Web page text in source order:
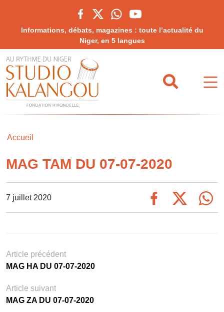
Informations, débats, magazines : toute l’actualité du
Niger, en 5 langues
Accueil
MAG TAM DU 07-07-2020
7 juillet 2020
Article précédent
MAG HA DU 07-07-2020
Article suivant
MAG ZA DU 07-07-2020